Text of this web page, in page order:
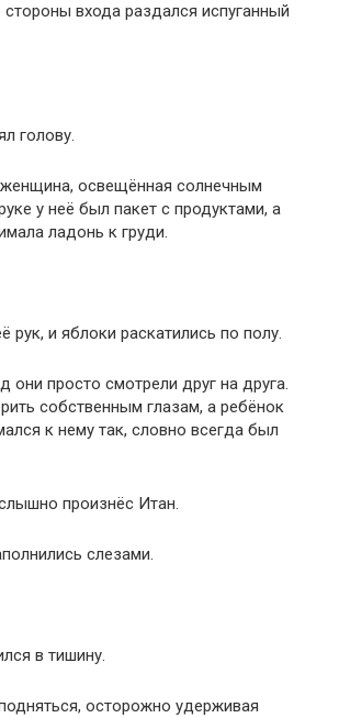
входа раздался испуганный
голову.
освещённая солнечным
у неё был пакет с продуктами, а
ладонь к груди.
рук, и яблоки раскатились по полу.
они просто смотрели друг на друга.
собственным глазам, а ребёнок
к нему так, словно всегда был
произнёс Итан.
слезами.
в тишину.
осторожно удерживая